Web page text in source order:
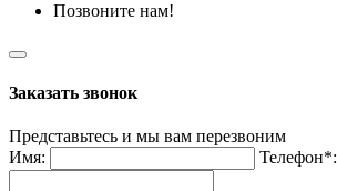
Позвоните нам!
Заказать звонок
Представьтесь и мы вам перезвоним
Имя:
Телефон*: